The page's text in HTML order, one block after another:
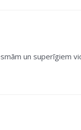
un superīgiem